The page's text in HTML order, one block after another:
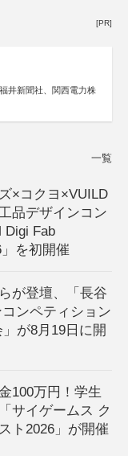
[PR]
井新聞社、関西電力株
一覧
×コクヨ×VUILD
品デザインコン
Digi Fab
を初開催
が登壇、「長谷
ンペティション
が8月19日に開
100万円！学生
サイゲームス ク
ト2026」が開催